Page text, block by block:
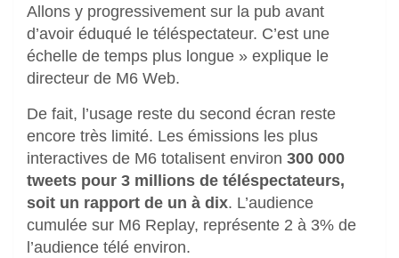
Allons y progressivement sur la pub avant
d’avoir éduqué le téléspectateur. C’est une
échelle de temps plus longue » explique le
directeur de M6 Web.
De fait, l’usage reste du second écran reste
encore très limité. Les émissions les plus
interactives de M6 totalisent environ 300 000
tweets pour 3 millions de téléspectateurs,
soit un rapport de un à dix. L’audience
cumulée sur M6 Replay, représente 2 à 3% de
l’audience télé environ.